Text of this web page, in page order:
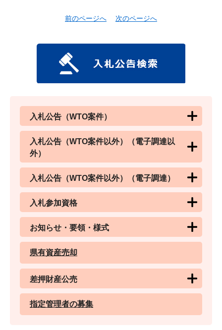
前のページへ 次のページへ
入札公告（WTO案件）
入札公告（WTO案件以外）（電子調達以
外）
入札公告（WTO案件以外）（電子調達）
入札参加資格
お知らせ・要領・様式
県有資産売却
差押財産公売
指定管理者の募集